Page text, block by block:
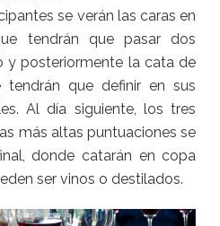
se verán las caras en
tendrán que pasar dos
y posteriormente la cata de
que definir en sus
Al día siguiente, los tres
más altas puntuaciones se
donde catarán en copa
ser vinos o destilados.